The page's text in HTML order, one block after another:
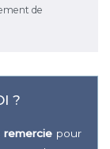
de
?
pour